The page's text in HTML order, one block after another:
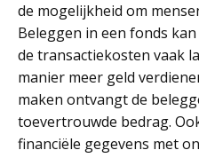
de mogelijkheid om
Beleggen in een fonds
de transactiekosten vaak
manier meer geld
maken ontvangt de
toevertrouwde bedrag.
financiële gegevens met